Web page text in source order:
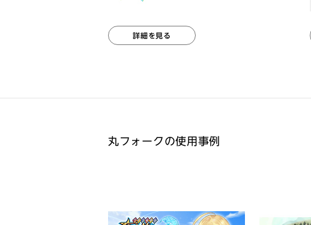
詳細を見る
丸フォークの使用事例